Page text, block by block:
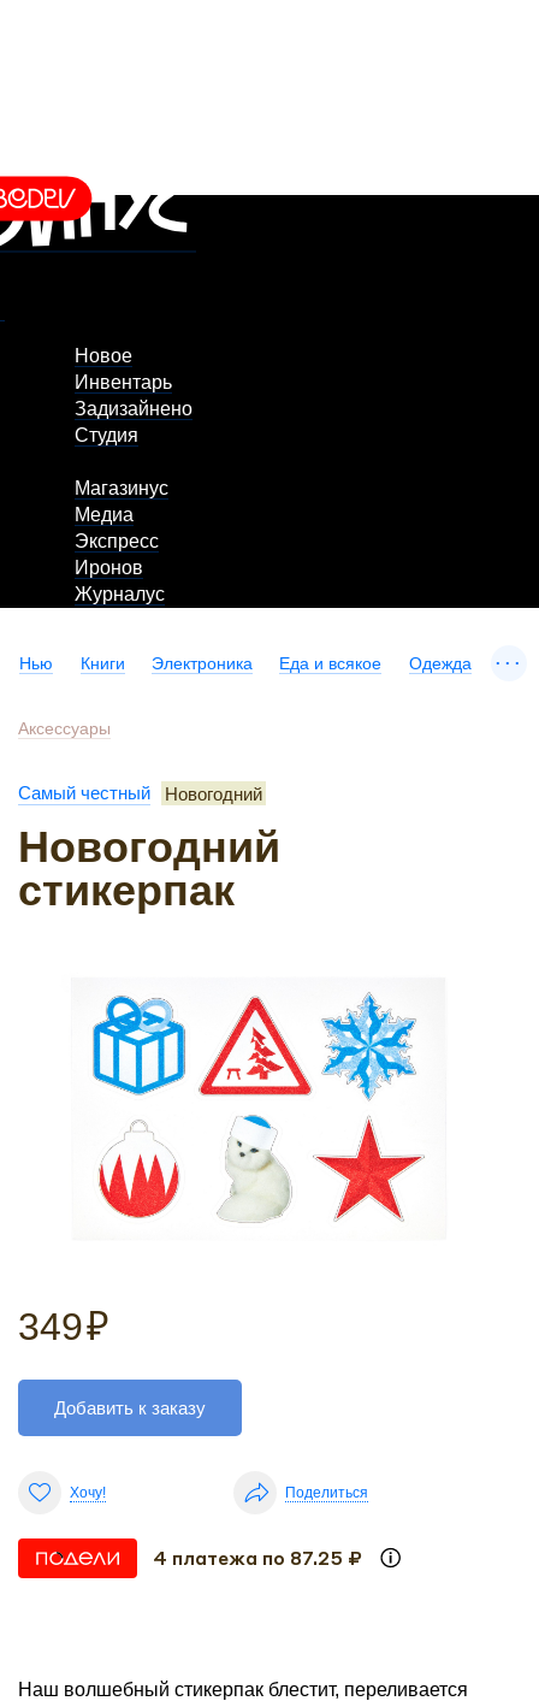
Новое
Инвентарь
Задизайнено
Студия
Магазинус
Медиа
Экспресс
Иронов
Журналус
Нью Книги Электроника Еда и всякое Одежда ...
Аксессуары
Самый честный Новогодний
Новогодний
стикерпак
349₽
Добавить к заказу
Хочу! Поделиться
4 платежа по 87.25 ₽
Наш волшебный стикерпак блестит, переливается